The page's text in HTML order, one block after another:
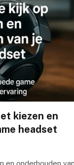
kiezen en
headset
en onderhouden van